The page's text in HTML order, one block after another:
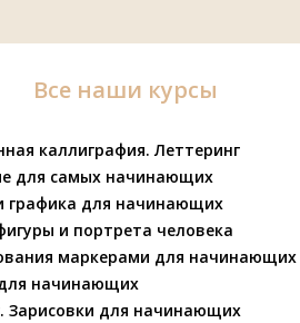
Все наши курсы
каллиграфия. Леттеринг
для самых начинающих
графика для начинающих
и портрета человека
маркерами для начинающих
начинающих
Зарисовки для начинающих